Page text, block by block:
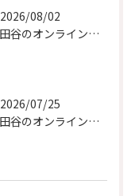
2026/08/02
世田谷のオンライン肉屋は厳選輸入牛を取り扱っています。
2026/07/25
世田谷のオンライン肉屋の輸入牛は特別です。